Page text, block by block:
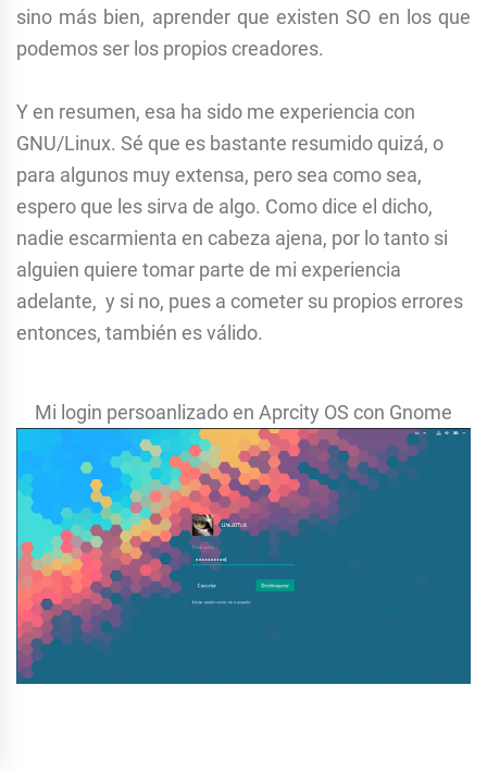
sino más bien, aprender que existen SO en los que
podemos ser los propios creadores.
Y en resumen, esa ha sido me experiencia con
GNU/Linux. Sé que es bastante resumido quizá, o
para algunos muy extensa, pero sea como sea,
espero que les sirva de algo. Como dice el dicho,
nadie escarmienta en cabeza ajena, por lo tanto si
alguien quiere tomar parte de mi experiencia
adelante, y si no, pues a cometer su propios errores
entonces, también es válido.
Mi login persoanlizado en Aprcity OS con Gnome